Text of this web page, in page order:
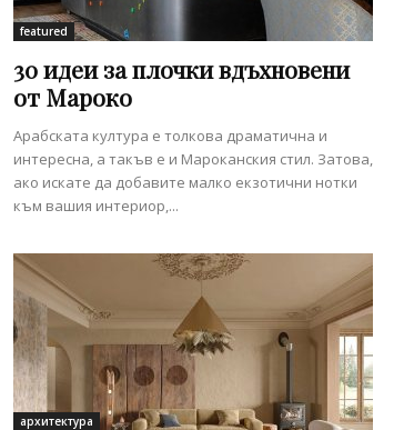
featured
30 идеи за плочки вдъхновени
от Мароко
Арабската култура е толкова драматична и
интересна, а такъв е и Мароканския стил. Затова,
ако искате да добавите малко екзотични нотки
към вашия интериор,...
архитектура